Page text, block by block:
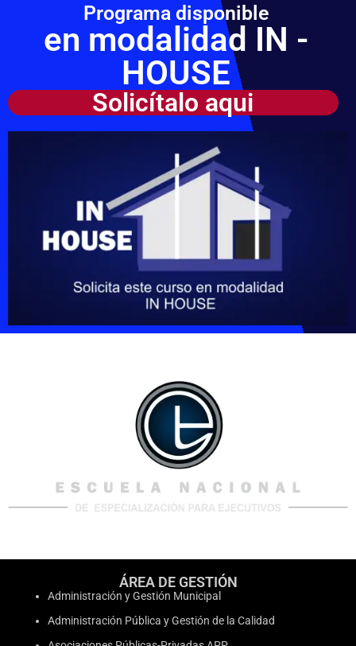
Programa disponible
en modalidad IN -
HOUSE
Solicítalo aqui
ÁREA DE GESTIÓN
Administración y Gestión Municipal
Administración Pública y Gestión de la Calidad